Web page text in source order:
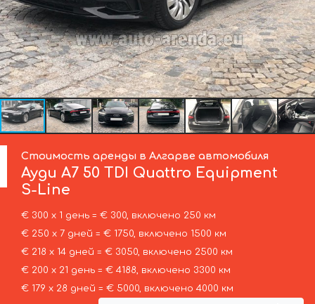
Стоимость аренды в Алгарве автомобиля
Ауди A7 50 TDI Quattro Equipment
S-Line
€ 300 х 1 день = € 300, включено 250 км
€ 250 х 7 дней = € 1750, включено 1500 км
€ 218 х 14 дней = € 3050, включено 2500 км
€ 200 х 21 день = € 4188, включено 3300 км
€ 179 х 28 дней = € 5000, включено 4000 км